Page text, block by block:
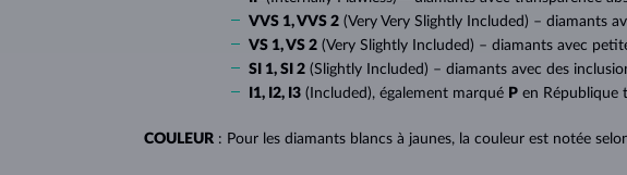
VVS 1, VVS 2 (Very Very Slightly Included) – diamants
VS 1, VS 2 (Very Slightly Included) – diamants avec
SI 1, SI 2 (Slightly Included) – diamants avec des
I1, I2, I3 (Included), également marqué P en République
COULEUR : Pour les diamants blancs à jaunes, la couleur est notée